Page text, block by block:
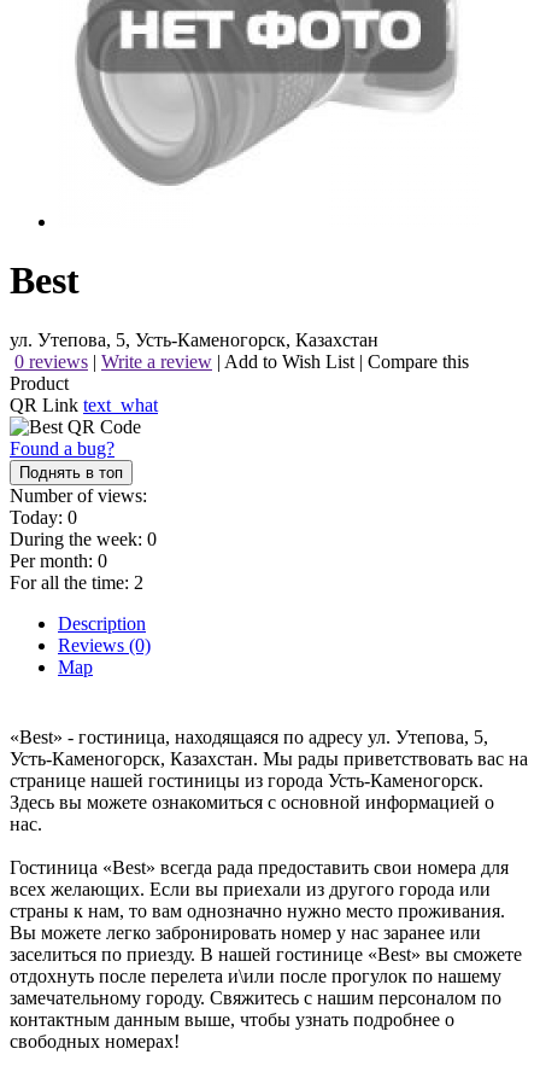
Best
ул. Утепова, 5, Усть-Каменогорск, Казахстан
0 reviews | Write a review | Add to Wish List | Compare this
Product
QR Link text_what
Found a bug?
Поднять в топ
Number of views:
Today: 0
During the week: 0
Per month: 0
For all the time: 2
Description
Reviews (0)
Map
«Best» - гостиница, находящаяся по адресу ул. Утепова, 5,
Усть-Каменогорск, Казахстан. Мы рады приветствовать вас на
странице нашей гостиницы из города Усть-Каменогорск.
Здесь вы можете ознакомиться с основной информацией о
нас.
Гостиница «Best» всегда рада предоставить свои номера для
всех желающих. Если вы приехали из другого города или
страны к нам, то вам однозначно нужно место проживания.
Вы можете легко забронировать номер у нас заранее или
заселиться по приезду. В нашей гостинице «Best» вы сможете
отдохнуть после перелета и\или после прогулок по нашему
замечательному городу. Свяжитесь с нашим персоналом по
контактным данным выше, чтобы узнать подробнее о
свободных номерах!